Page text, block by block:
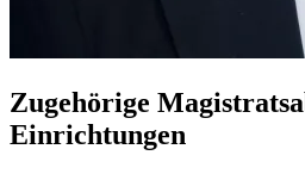
Zugehörige
Einrichtungen